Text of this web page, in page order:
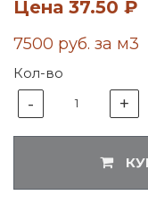
Цена 37.50 ₽
7500 руб. за м3
Кол-во
- 1 +